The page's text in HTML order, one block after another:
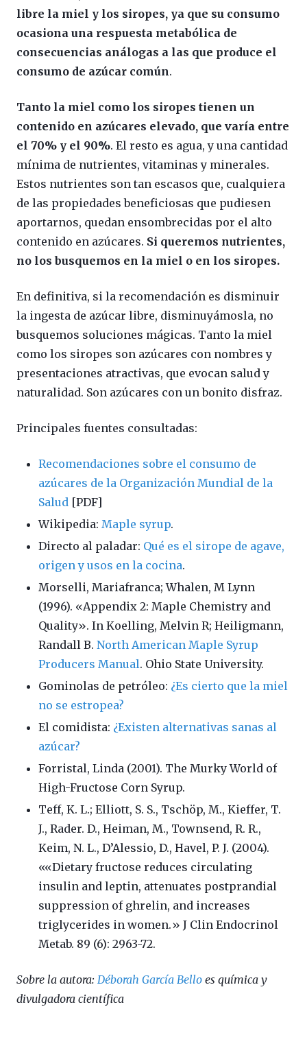
libre la miel y los siropes, ya que su consumo
ocasiona una respuesta metabólica de
consecuencias análogas a las que produce el
consumo de azúcar común.
Tanto la miel como los siropes tienen un
contenido en azúcares elevado, que varía entre
el 70% y el 90%. El resto es agua, y una cantidad
mínima de nutrientes, vitaminas y minerales.
Estos nutrientes son tan escasos que, cualquiera
de las propiedades beneficiosas que pudiesen
aportarnos, quedan ensombrecidas por el alto
contenido en azúcares. Si queremos nutrientes,
no los busquemos en la miel o en los siropes.
En definitiva, si la recomendación es disminuir
la ingesta de azúcar libre, disminuyámosla, no
busquemos soluciones mágicas. Tanto la miel
como los siropes son azúcares con nombres y
presentaciones atractivas, que evocan salud y
naturalidad. Son azúcares con un bonito disfraz.
Principales fuentes consultadas:
Recomendaciones sobre el consumo de
azúcares de la Organización Mundial de la
Salud [PDF]
Wikipedia: Maple syrup.
Directo al paladar: Qué es el sirope de agave,
origen y usos en la cocina.
Morselli, Mariafranca; Whalen, M Lynn
(1996). «Appendix 2: Maple Chemistry and
Quality». In Koelling, Melvin R; Heiligmann,
Randall B. North American Maple Syrup
Producers Manual. Ohio State University.
Gominolas de petróleo: ¿Es cierto que la miel
no se estropea?
El comidista: ¿Existen alternativas sanas al
azúcar?
Forristal, Linda (2001). The Murky World of
High-Fructose Corn Syrup.
Teff, K. L.; Elliott, S. S., Tschöp, M., Kieffer, T.
J., Rader. D., Heiman, M., Townsend, R. R.,
Keim, N. L., D’Alessio, D., Havel, P. J. (2004).
««Dietary fructose reduces circulating
insulin and leptin, attenuates postprandial
suppression of ghrelin, and increases
triglycerides in women.» J Clin Endocrinol
Metab. 89 (6): 2963-72.
Sobre la autora: Déborah García Bello es química y
divulgadora científica